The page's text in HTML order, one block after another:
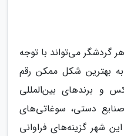
گردشگر می‌تواند با توجه
بهترین شکل ممکن رقم
و برندهای بین‌المللی
دستی، سوغاتی‌های
شهر گزینه‌های فراوانی